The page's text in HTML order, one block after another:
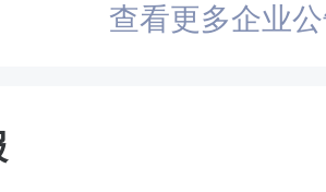
查看更多企业